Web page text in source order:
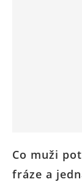
Co muži
fráze a